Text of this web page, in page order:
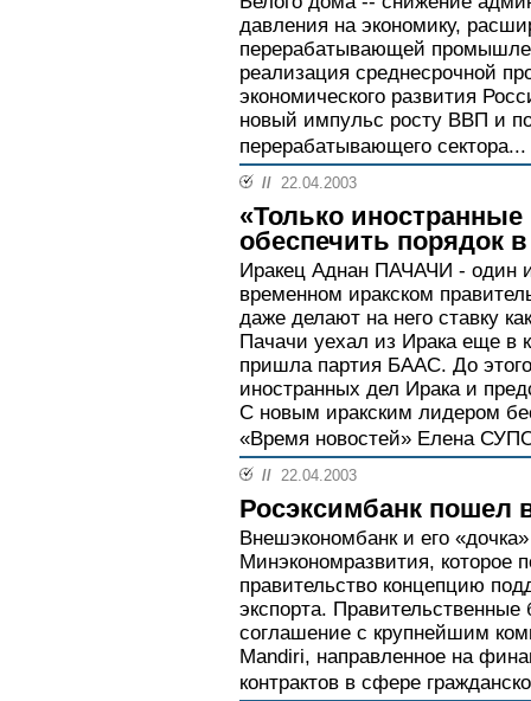
давления на экономику,
перерабатывающей
реализация среднесрочной
экономического развития
новый импульс росту ВВП и
перерабатывающего сектора...
// 22.04.2003
«Только иностранные
обеспечить порядок
Иракец Аднан ПАЧАЧИ - один
временном иракском
даже делают на него ставку
Пачачи уехал из Ирака еще в
пришла партия БААС. До
иностранных дел Ирака и
С новым иракским лидером
«Время новостей» Елена
// 22.04.2003
Росэксимбанк пошел
Внешэкономбанк и его
Минэкономразвития, которое
правительство концепцию
экспорта.
соглашение с крупнейшим
Mandiri, направленное на
контрактов в сфере